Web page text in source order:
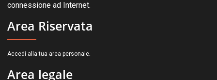
connessione ad Internet.
Area Riservata
Accedi alla tua area personale.
Area legale